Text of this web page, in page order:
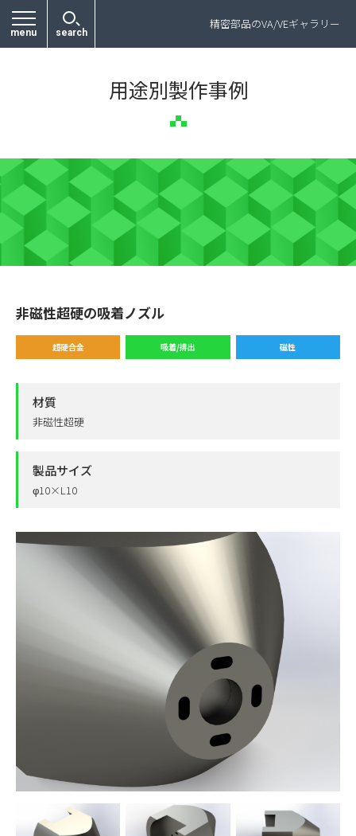
menu search
精密部品のVA/VEギャラリー
用途別製作事例
非磁性超硬の吸着ノズル
超硬合金 吸着/排出 磁性
材質
非磁性超硬
製品サイズ
φ10×L10